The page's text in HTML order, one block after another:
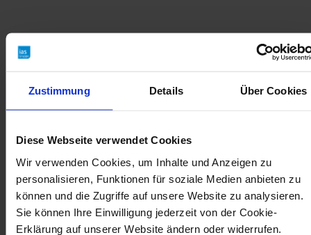
Zustimmung Details Über Cookies
Diese Webseite verwendet Cookies
Wir verwenden Cookies, um Inhalte und Anzeigen zu
personalisieren, Funktionen für soziale Medien anbieten zu
können und die Zugriffe auf unsere Website zu analysieren.
Sie können Ihre Einwilligung jederzeit von der Cookie-
Erklärung auf unserer Website ändern oder widerrufen.
Ergebnisse
zeigten einen Zusammenhang
Patienten mit Parodontitis ein höheres
Risiko für die Aufnahme auf einer
Intensivstation und die Notwendigkeit
einer unterstützten Beatmung als
parodontal gesunde COVID-19-Patienten.